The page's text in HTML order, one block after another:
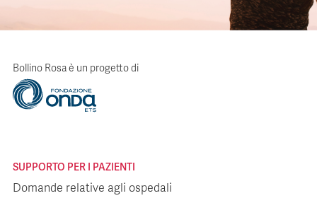
Bollino Rosa è un progetto di
SUPPORTO PER I PAZIENTI
Domande relative agli ospedali